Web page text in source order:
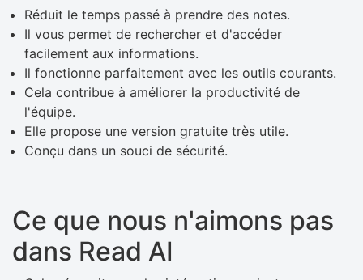
Réduit le temps passé à prendre des notes.
Il vous permet de rechercher et d'accéder
facilement aux informations.
Il fonctionne parfaitement avec les outils courants.
Cela contribue à améliorer la productivité de
l'équipe.
Elle propose une version gratuite très utile.
Conçu dans un souci de sécurité.
Ce que nous n'aimons pas
dans Read AI